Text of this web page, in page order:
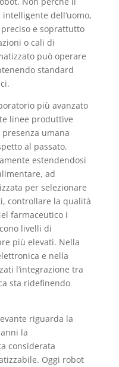
dell’uomo,
e soprattutto
o cali di
può operare
standard
più avanzato
linee produttive
umana
al passato.
estendendosi
ad
per selezionare
controllare la qualità
farmaceutico i
livelli di
più elevati. Nella
e nella
l’integrazione tra
sta ridefinendo
riguarda la
la
considerata
Oggi robot